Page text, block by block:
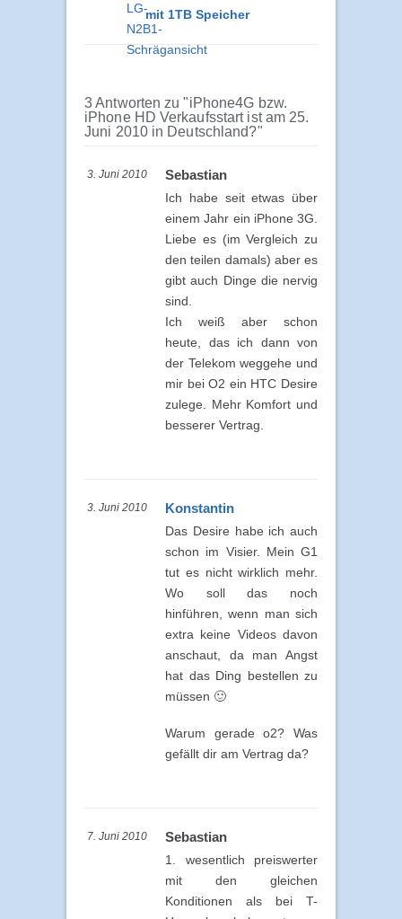
mit 1TB Speicher
3 Antworten zu "iPhone4G bzw.
iPhone HD Verkaufsstart ist am 25.
Juni 2010 in Deutschland?"
3. Juni 2010 Sebastian
Ich habe seit etwas über
einem Jahr ein iPhone 3G.
Liebe es (im Vergleich zu
den teilen damals) aber es
gibt auch Dinge die nervig
sind.
Ich weiß aber schon
heute, das ich dann von
der Telekom weggehe und
mir bei O2 ein HTC Desire
zulege. Mehr Komfort und
besserer Vertrag.
3. Juni 2010 Konstantin
Das Desire habe ich auch
schon im Visier. Mein G1
tut es nicht wirklich mehr.
Wo soll das noch
hinführen, wenn man sich
extra keine Videos davon
anschaut, da man Angst
hat das Ding bestellen zu
müssen 🙂
Warum gerade o2? Was
gefällt dir am Vertrag da?
7. Juni 2010 Sebastian
1. wesentlich preiswerter
mit den gleichen
Konditionen als bei T-